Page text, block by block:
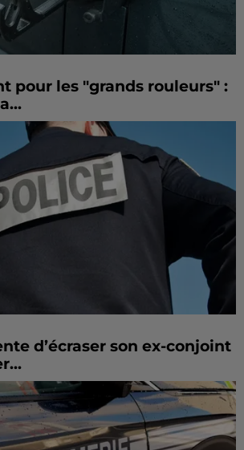
pour les "grands rouleurs" :
d’écraser son ex-conjoint